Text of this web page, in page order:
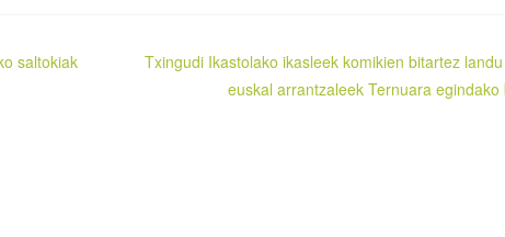
saltokiak
Txingudi Ikastolako ikasleek komikien bitartez
euskal arrantzaleek Ternuara egindako